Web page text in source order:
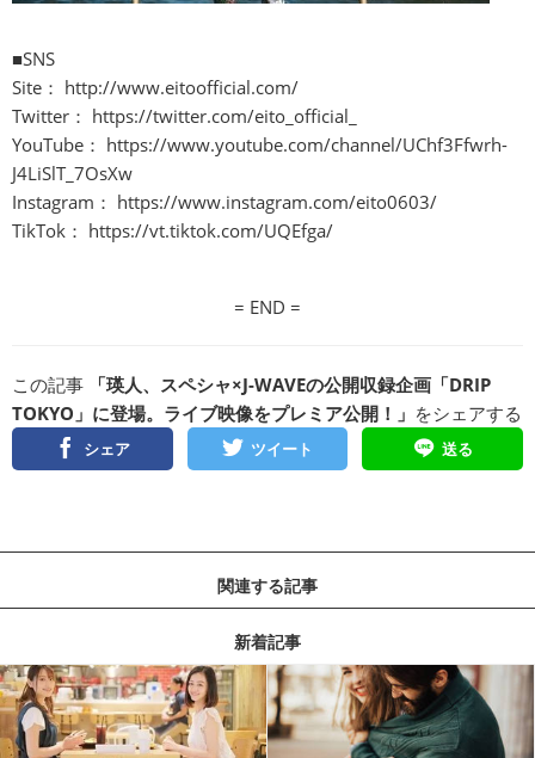
■SNS
Site： http://www.eitoofficial.com/
Twitter： https://twitter.com/eito_official_
YouTube： https://www.youtube.com/channel/UChf3Ffwrh-
J4LiSlT_7OsXw
Instagram： https://www.instagram.com/eito0603/
TikTok： https://vt.tiktok.com/UQEfga/
= END =
この記事
「瑛人、スペシャ×J-WAVEの公開収録企画「DRIP
TOKYO」に登場。ライブ映像をプレミア公開！」 をシェアする
シェア ツイート 送る
関連する記事
新着記事